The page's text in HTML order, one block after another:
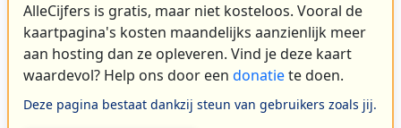
AlleCijfers is gratis, maar niet kosteloos. Vooral de
kaartpagina's kosten maandelijks aanzienlijk meer
aan hosting dan ze opleveren. Vind je deze kaart
waardevol? Help ons door een donatiete doen.
Deze pagina bestaat dankzij steun van gebruikers zoals jij.